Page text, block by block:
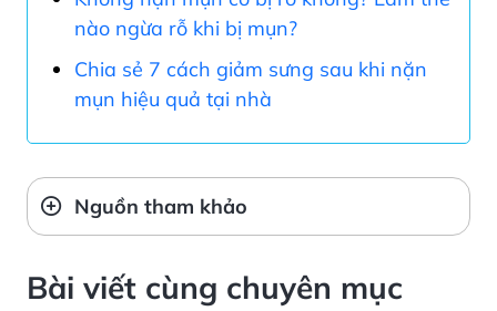
nào ngừa rỗ khi bị mụn?
Chia sẻ 7 cách giảm sưng sau khi nặn
mụn hiệu quả tại nhà
Nguồn tham khảo
Bài viết cùng chuyên mục